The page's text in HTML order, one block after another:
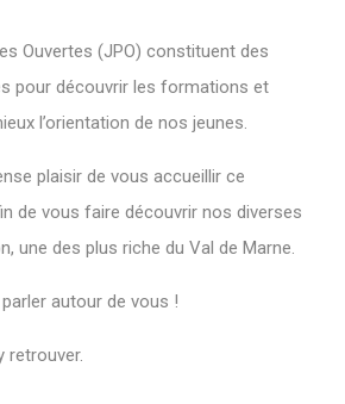
Ouvertes (JPO) constituent des
pour découvrir les formations et
l’orientation de nos jeunes.
plaisir de vous accueillir ce
de vous faire découvrir nos diverses
une des plus riche du Val de Marne.
autour de vous !
retrouver.